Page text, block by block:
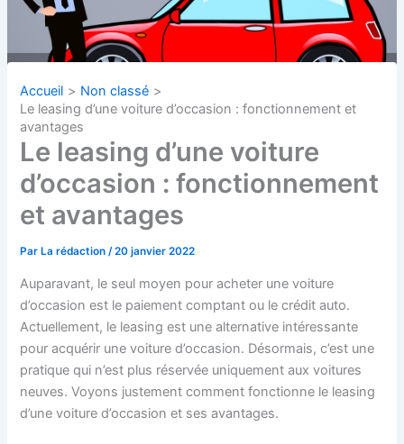
Accueil
Non classé
Le leasing d’une voiture d’occasion : fonctionnement et
avantages
Le leasing d’une voiture
d’occasion : fonctionnement
et avantages
Par La rédaction/20 janvier 2022
Auparavant, le seul moyen pour acheter une voiture
d’occasion est le paiement comptant ou le crédit auto.
Actuellement, le leasing est une alternative intéressante
pour acquérir une voiture d’occasion. Désormais, c’est une
pratique qui n’est plus réservée uniquement aux voitures
neuves. Voyons justement comment fonctionne le leasing
d’une voiture d’occasion et ses avantages.